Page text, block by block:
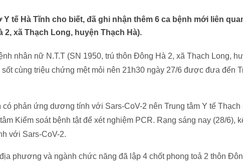
tế Hà Tĩnh cho biết, đã ghi nhận thêm 6 ca bệnh mới liên
2, xã Thạch Long, huyện Thạch Hà).
nhân nữ N.T.T (SN 1950, trú thôn Đông Hà 2, xã Thạch Long,
cùng triệu chứng mệt mỏi nên 21h30 ngày 27/6 được đưa đến
có phản ứng dương tính với Sars-CoV-2 nên Trung tâm Y tế Thạch
Kiểm soát bệnh tật để xét nghiệm PCR. Rạng sáng nay (28/6),
với Sars-CoV-2.
phương và ngành chức năng đã lập 4 chốt phong toả 2 thôn